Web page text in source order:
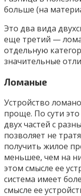
больше (на
Это два вида
еще третий —
отдельную
значительные
Ломаные
Устройство
проще. По сути
двух частей с
позволяет не
получить жилое
меньшее, чем на
этом смысле ее
система имеет
смысле ее